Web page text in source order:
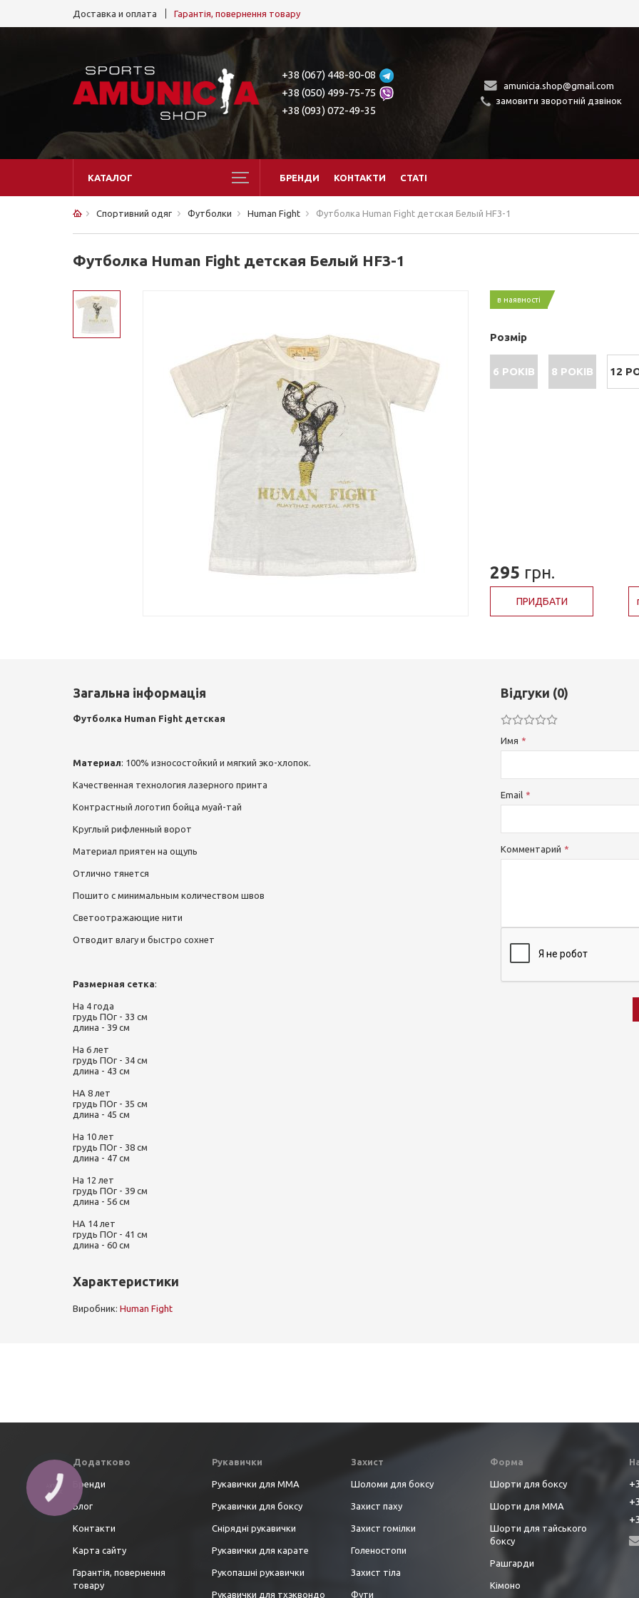
Доставка и оплата Гарантія, повернення товару
+38 (067) 448-80-08
+38 (050) 499-75-75
+38 (093) 072-49-35
amunicia.shop@gmail.com
замовити зворотній дзвінок
КАТАЛОГ БРЕНДИ КОНТАКТИ СТАТІ
Спортивний одяг Футболки Human Fight Футболка Human Fight детская Белый HF3-1
Футболка Human Fight детская Белый HF3-1
в наявності
Розмір
6 РОКІВ 8 РОКІВ 12
295 грн.
ПРИДБАТИ
Загальна інформація
Футболка Human Fight детская
Материал: 100% износостойкий и мягкий эко-хлопок.
Качественная технология лазерного принта
Контрастный логотип бойца муай-тай
Круглый рифленный ворот
Материал приятен на ощупь
Отлично тянется
Пошито с минимальным количеством швов
Светоотражающие нити
Отводит влагу и быстро сохнет
Размерная сетка:
На 4 года
грудь ПОг - 33 см
длина - 39 см
На 6 лет
грудь ПОг - 34 см
длина - 43 см
НА 8 лет
грудь ПОг - 35 см
длина - 45 см
На 10 лет
грудь ПОг - 38 см
длина - 47 см
На 12 лет
грудь ПОг - 39 см
длина - 56 см
НА 14 лет
грудь ПОг - 41 см
длина - 60 см
Характеристики
Виробник: Human Fight
Відгуки (0)
Имя
Email
Комментарий
Додатково
Бренди
Блог
Контакти
Карта сайту
Гарантія, повернення
товару
Рукавички
Рукавички для ММА
Рукавички для боксу
Снірядні рукавички
Рукавички для карате
Рукопашні рукавички
Рукавички для тхэквондо
Захист
Шоломи для боксу
Захист паху
Захист гомілки
Голеностопи
Захист тіла
Фути
Форма
Шорти для боксу
Шорти для ММА
Шорти для тайського
боксу
Рашгарди
Кімоно